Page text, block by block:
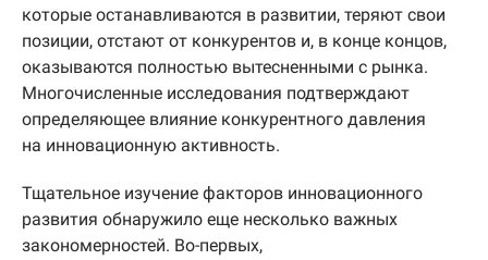
которые останавливаются в развитии, теряют свои
позиции, отстают от конкурентов и, в конце концов,
оказываются полностью вытесненными с рынка.
Многочисленные исследования подтверждают
определяющее влияние конкурентного давления
на инновационную активность.
Тщательное изучение факторов инновационного
развития обнаружило еще несколько важных
закономерностей. Во-первых,